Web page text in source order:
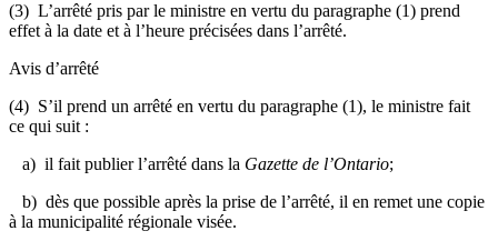
(3) L’arrêté pris par le ministre en vertu du paragraphe (1) prend
effet à la date et à l’heure précisées dans l’arrêté.
Avis d’arrêté
(4) S’il prend un arrêté en vertu du paragraphe (1), le ministre fait
ce qui suit :
a) il fait publier l’arrêté dans la Gazette de l’Ontario;
b) dès que possible après la prise de l’arrêté, il en remet une copie
à la municipalité régionale visée.